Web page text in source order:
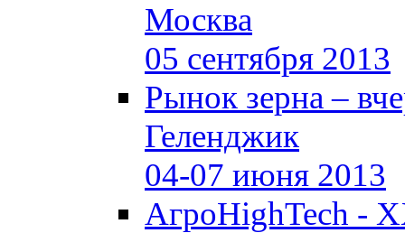
Москва
05 сентября 2013
Рынок зерна –
Геленджик
04-07 июня 2013
АгроHighTech -